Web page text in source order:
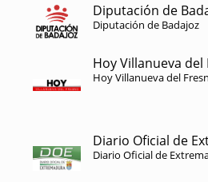
Diputación de
Diputación de Badajoz
Hoy Villanueva del
Hoy Villanueva del
Diario Oficial de
Diario Oficial de